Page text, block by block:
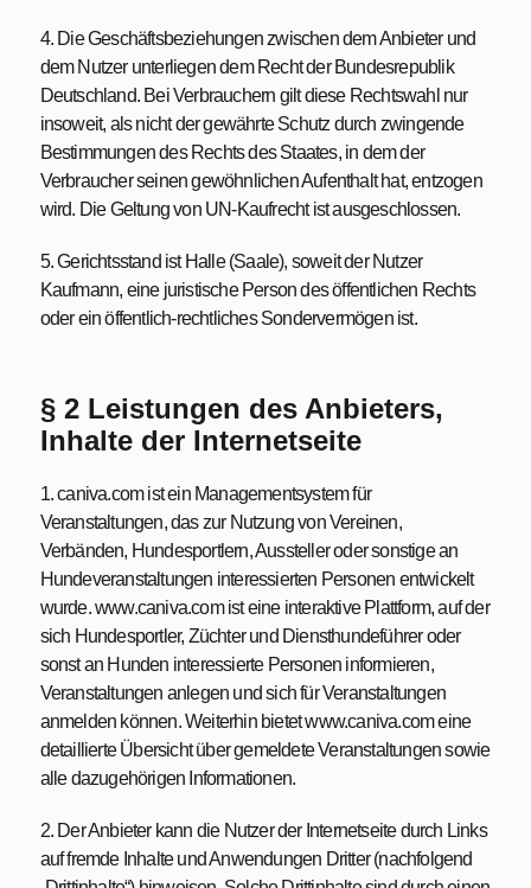
4. Die Geschäftsbeziehungen zwischen dem Anbieter und
dem Nutzer unterliegen dem Recht der Bundesrepublik
Deutschland. Bei Verbrauchern gilt diese Rechtswahl nur
insoweit, als nicht der gewährte Schutz durch zwingende
Bestimmungen des Rechts des Staates, in dem der
Verbraucher seinen gewöhnlichen Aufenthalt hat, entzogen
wird. Die Geltung von UN-Kaufrecht ist ausgeschlossen.
5. Gerichtsstand ist Halle (Saale), soweit der Nutzer
Kaufmann, eine juristische Person des öffentlichen Rechts
oder ein öffentlich-rechtliches Sondervermögen ist.
§ 2 Leistungen des Anbieters,
Inhalte der Internetseite
1. caniva.com ist ein Managementsystem für
Veranstaltungen, das zur Nutzung von Vereinen,
Verbänden, Hundesportlern, Aussteller oder sonstige an
Hundeveranstaltungen interessierten Personen entwickelt
wurde. www.caniva.com ist eine interaktive Plattform, auf der
sich Hundesportler, Züchter und Diensthundeführer oder
sonst an Hunden interessierte Personen informieren,
Veranstaltungen anlegen und sich für Veranstaltungen
anmelden können. Weiterhin bietet www.caniva.com eine
detaillierte Übersicht über gemeldete Veranstaltungen sowie
alle dazugehörigen Informationen.
2. Der Anbieter kann die Nutzer der Internetseite durch Links
auf fremde Inhalte und Anwendungen Dritter (nachfolgend